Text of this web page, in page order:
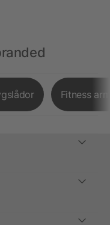
Fitness